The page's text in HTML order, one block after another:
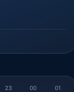
23 00 01